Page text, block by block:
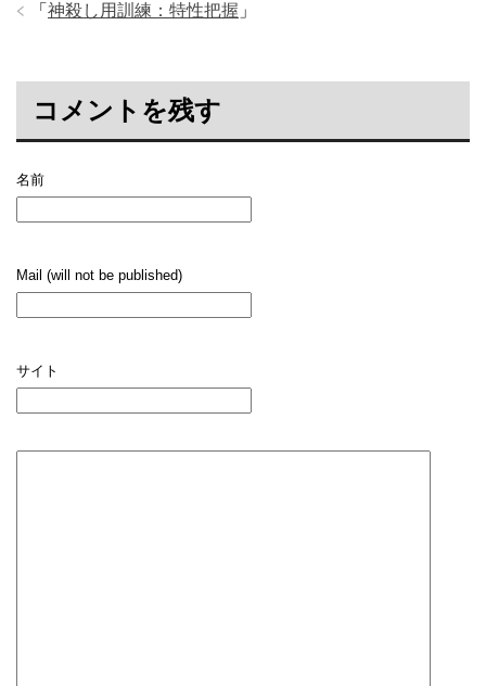
「 神殺し用訓練：特性把握 」
コメントを残す
名前
Mail (will not be published)
サイト